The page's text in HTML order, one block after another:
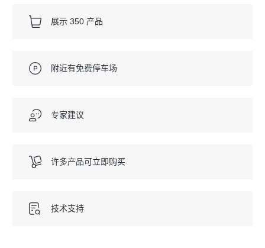
展示 350 产品
附近有免费停车场
专家建议
许多产品可立即购买
技术支持